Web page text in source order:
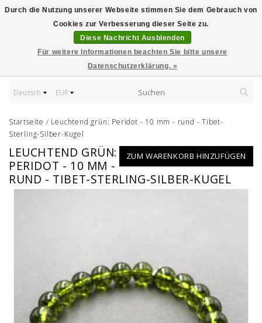
Deutsch EUR
Startseite / Leuchtend grün: Peridot - 10 mm - rund - Tibet-
Sterling-Silber-Kugel
ZUM WARENKORB HINZUFÜGEN
LEUCHTEND GRÜN:
PERIDOT - 10 MM -
RUND - TIBET-STERLING-SILBER-KUGEL
Durch die Nutzung unserer Webseite stimmen Sie dem Gebrauch von
Cookies zur Verbesserung dieser Seite zu.
Diese Nachricht Ausblenden
Für weitere Informationen beachten Sie bitte unsere
Datenschutzerklärung. »